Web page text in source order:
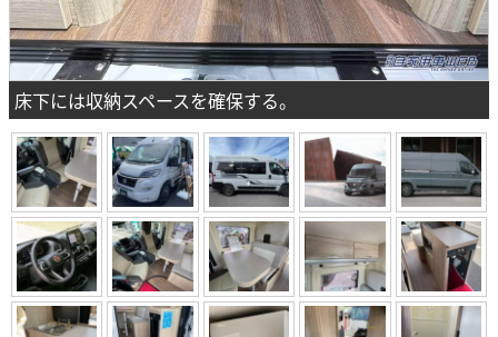
床下には収納スペースを確保する。